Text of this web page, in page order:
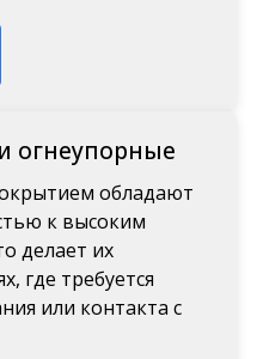
огнеупорные
обладают
к высоким
делает их
где требуется
или контакта с